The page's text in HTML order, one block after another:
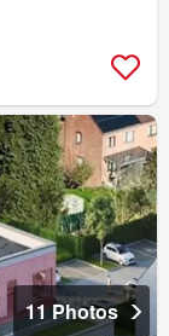
11 Photos